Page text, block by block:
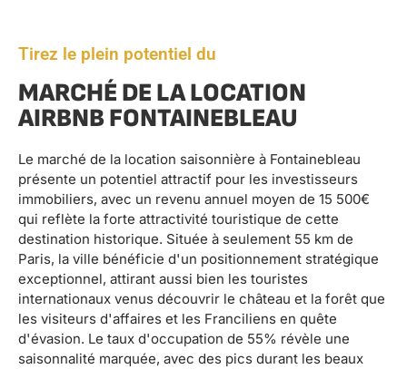
Tirez le plein potentiel du
MARCHÉ DE LA LOCATION
AIRBNB FONTAINEBLEAU
Le marché de la location saisonnière à Fontainebleau
présente un potentiel attractif pour les investisseurs
immobiliers, avec un revenu annuel moyen de 15 500€
qui reflète la forte attractivité touristique de cette
destination historique. Située à seulement 55 km de
Paris, la ville bénéficie d'un positionnement stratégique
exceptionnel, attirant aussi bien les touristes
internationaux venus découvrir le château et la forêt que
les visiteurs d'affaires et les Franciliens en quête
d'évasion. Le taux d'occupation de 55% révèle une
saisonnalité marquée, avec des pics durant les beaux